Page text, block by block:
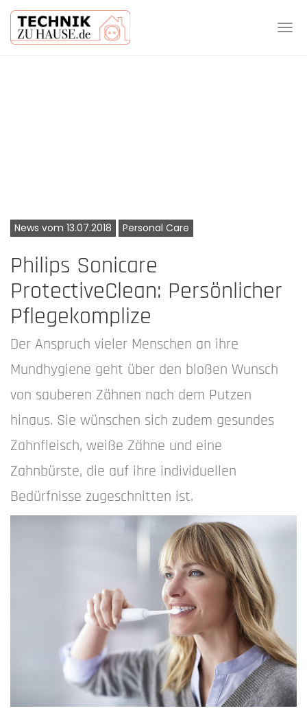
News vom 13.07.2018 Personal Care
Philips Sonicare
ProtectiveClean: Persönlicher
Pflegekomplize
Der Anspruch vieler Menschen an ihre
Mundhygiene geht über den bloßen Wunsch
von sauberen Zähnen nach dem Putzen
hinaus. Sie wünschen sich zudem gesundes
Zahnfleisch, weiße Zähne und eine
Zahnbürste, die auf ihre individuellen
Bedürfnisse zugeschnitten ist.